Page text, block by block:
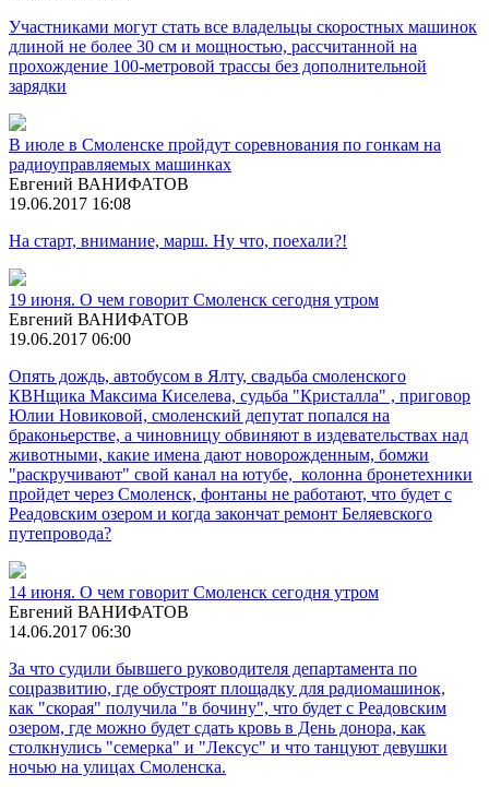
Участниками могут стать все владельцы скоростных машинок
длиной не более 30 см и мощностью, рассчитанной на
прохождение 100-метровой трассы без дополнительной
зарядки
В июле в Смоленске пройдут соревнования по гонкам на
радиоуправляемых машинках
Евгений ВАНИФАТОВ
19.06.2017 16:08
На старт, внимание, марш. Ну что, поехали?!
19 июня. О чем говорит Смоленск сегодня утром
Евгений ВАНИФАТОВ
19.06.2017 06:00
Опять дождь, автобусом в Ялту, свадьба смоленского
КВНщика Максима Киселева, судьба "Кристалла" , приговор
Юлии Новиковой, смоленский депутат попался на
браконьерстве, а чиновницу обвиняют в издевательствах над
животными, какие имена дают новорожденным, бомжи
"раскручивают" свой канал на ютубе, колонна бронетехники
пройдет через Смоленск, фонтаны не работают, что будет с
Реадовским озером и когда закончат ремонт Беляевского
путепровода?
14 июня. О чем говорит Смоленск сегодня утром
Евгений ВАНИФАТОВ
14.06.2017 06:30
За что судили бывшего руководителя департамента по
соцразвитию, где обустроят площадку для радиомашинок,
как "скорая" получила "в бочину", что будет с Реадовским
озером, где можно будет сдать кровь в День донора, как
столкнулись "семерка" и "Лексус" и что танцуют девушки
ночью на улицах Смоленска.